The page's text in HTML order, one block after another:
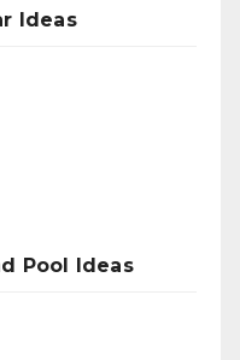
Ideas
Pool Ideas